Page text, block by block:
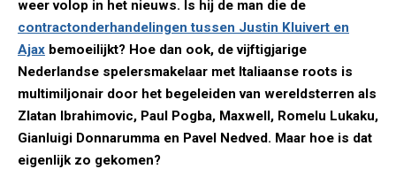
weer volop in het nieuws. Is hij de man die de
contractonderhandelingen tussen Justin Kluivert en
Ajax bemoeilijkt? Hoe dan ook, de vijftigjarige
Nederlandse spelersmakelaar met Italiaanse roots is
multimiljonair door het begeleiden van wereldsterren als
Zlatan Ibrahimovic, Paul Pogba, Maxwell, Romelu Lukaku,
Gianluigi Donnarumma en Pavel Nedved. Maar hoe is dat
eigenlijk zo gekomen?